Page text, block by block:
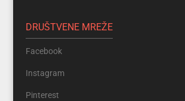
DRUŠTVENE MREŽE
Facebook
Instagram
Pinterest